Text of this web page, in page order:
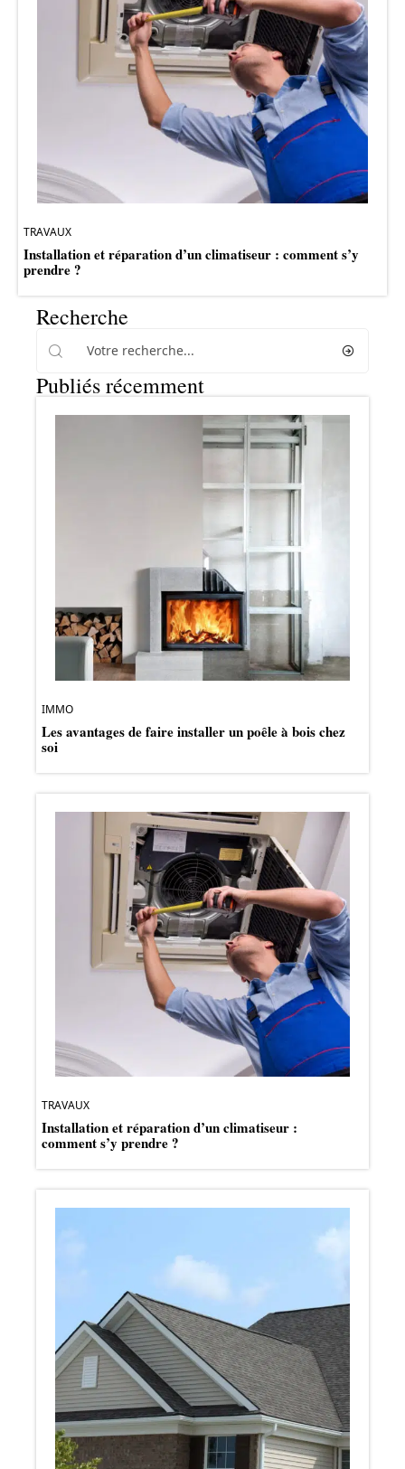
TRAVAUX
Installation et réparation d’un climatiseur : comment s’y
prendre ?
Recherche
Publiés récemment
IMMO
Les avantages de faire installer un poêle à bois chez
soi
TRAVAUX
Installation et réparation d’un climatiseur :
comment s’y prendre ?